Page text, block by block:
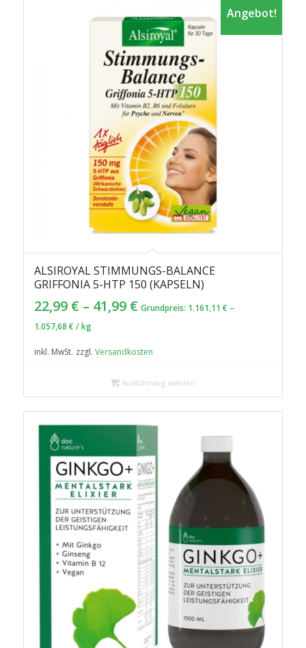
ALSIROYAL STIMMUNGS-BALANCE
GRIFFONIA 5-HTP 150 (KAPSELN)
22,99 €– 41,99 €
Angebot!
Grundpreis: 1.161,11 € –
1.057,68 € /kg
inkl. MwSt. zzgl. Versandkosten
Ausführung wählen